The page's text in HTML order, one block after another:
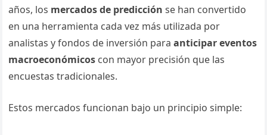
años, los mercados de predicción se han convertido
en una herramienta cada vez más utilizada por
analistas y fondos de inversión paraanticipar eventos
macroeconómicos con mayor precisión que las
encuestas tradicionales.
Estos mercados funcionan bajo un principio simple: